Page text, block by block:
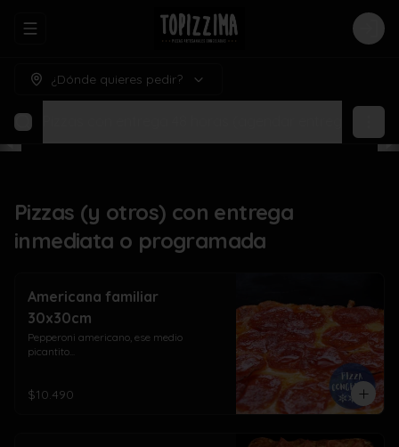
Abrir menu de navegación Login
¿Dónde quieres pedir?
Pizzas (y otros) con entrega
inmediata o programada
Americana familiar
30x30cm
Pepperoni americano, ese medio
picantito...
$10.490